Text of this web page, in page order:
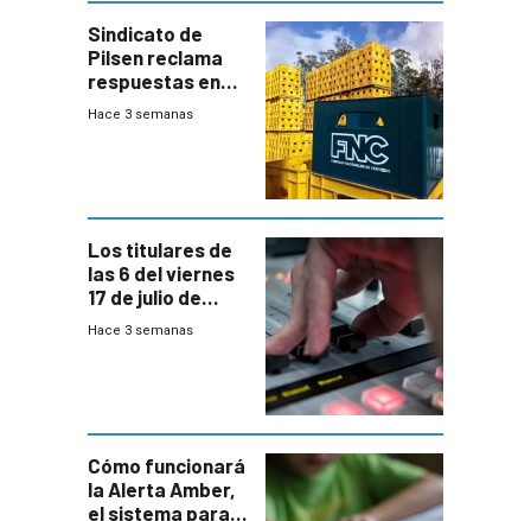
Sindicato de
Pilsen reclama
respuestas en
medio de
Hace 3 semanas
Los titulares de
las 6 del viernes
17 de julio de
2026
Hace 3 semanas
Cómo funcionará
la Alerta Amber,
el sistema para